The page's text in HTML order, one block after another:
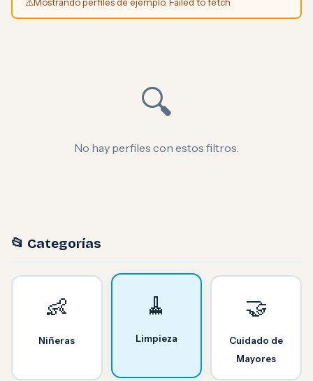
🔍
No hay perfiles con estos filtros.
📂 Categorías
👶
Niñeras
🧹
Limpieza
🤝
Cuidado de
Mayores